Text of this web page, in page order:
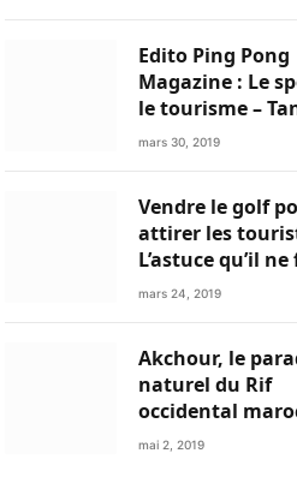
Edito Ping Pong
Magazine : Le
le tourisme –
tout pour
mars 30, 2019
Vendre le golf
attirer les
L’astuce qu’il
plus négliger
mars 24, 2019
Akchour, le
naturel du Rif
occidental
mai 2, 2019